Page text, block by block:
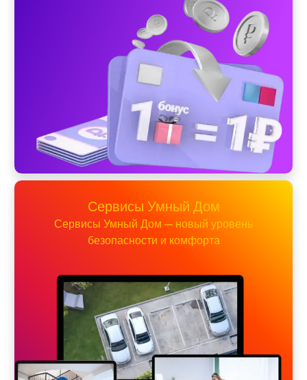
Сервисы Умный Дом
Сервисы Умный Дом — новый уровень
безопасности и комфорта